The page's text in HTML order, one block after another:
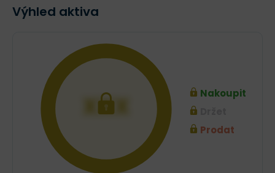
Výhled aktiva
XXX
Nakoupit
Prodat